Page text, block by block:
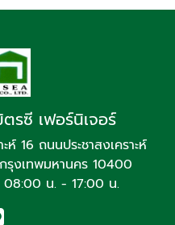
รซี เฟอร์นิเจอร์
ห์ 16 ถนนประชาสงเคราะห์
งเทพมหานคร 10400
08:00 น. - 17:00 น.